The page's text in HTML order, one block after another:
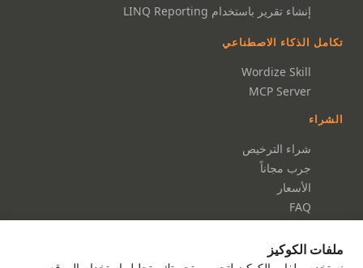
ملفات الكوكيز
إنشاء تقرير باستخدام LINQ Reporting
تكامل الذكاء الاصطناعي
Wordize Skill
MCP Server
الشراء
شراء الترخيص
جرب مجاناً
الأسعار
FAQ